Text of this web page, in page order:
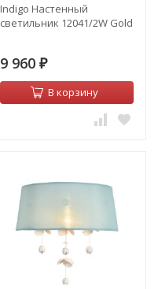
Indigo Настенный
светильник 12041/2W Gold
9 960 ₽
В корзину